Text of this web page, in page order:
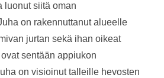
luonut siitä oman
on rakennuttanut alueelle
jurtan sekä ihan oikeat
sentään appiukon
on visioinut talleille hevosten